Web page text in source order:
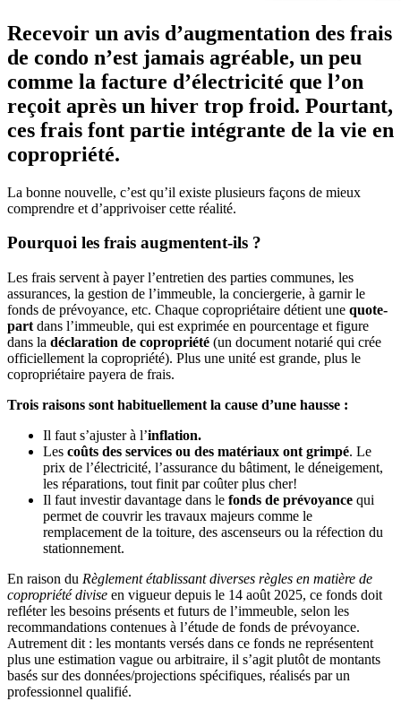
Recevoir un avis d’augmentation des frais
de condo n’est jamais agréable, un peu
comme la facture d’électricité que l’on
reçoit après un hiver trop froid. Pourtant,
ces frais font partie intégrante de la vie en
copropriété.
La bonne nouvelle, c’est qu’il existe plusieurs façons de mieux
comprendre et d’apprivoiser cette réalité.
Pourquoi les frais augmentent-ils ?
Les frais servent à payer l’entretien des parties communes, les
assurances, la gestion de l’immeuble, la conciergerie, à garnir le
fonds de prévoyance, etc. Chaque copropriétaire détient une quote-
part dans l’immeuble, qui est exprimée en pourcentage et figure
dans la déclaration de copropriété (un document notarié qui crée
officiellement la copropriété). Plus une unité est grande, plus le
copropriétaire payera de frais.
Trois raisons sont habituellement la cause d’une hausse :
Il faut s’ajuster à l’inflation.
Les coûts des services ou des matériaux ont grimpé. Le
prix de l’électricité, l’assurance du bâtiment, le déneigement,
les réparations, tout finit par coûter plus cher!
Il faut investir davantage dans le fonds de prévoyance qui
permet de couvrir les travaux majeurs comme le
remplacement de la toiture, des ascenseurs ou la réfection du
stationnement.
En raison du Règlement établissant diverses règles en matière de
copropriété divise en vigueur depuis le 14 août 2025, ce fonds doit
refléter les besoins présents et futurs de l’immeuble, selon les
recommandations contenues à l’étude de fonds de prévoyance.
Autrement dit : les montants versés dans ce fonds ne représentent
plus une estimation vague ou arbitraire, il s’agit plutôt de montants
basés sur des données/projections spécifiques, réalisés par un
professionnel qualifié.